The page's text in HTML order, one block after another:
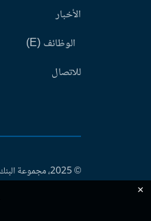
الأخبار
الوظائف (E)
للاتصال
© 2025، مجموعة البنك الدولي جميع الحقوق محفوظة.
×